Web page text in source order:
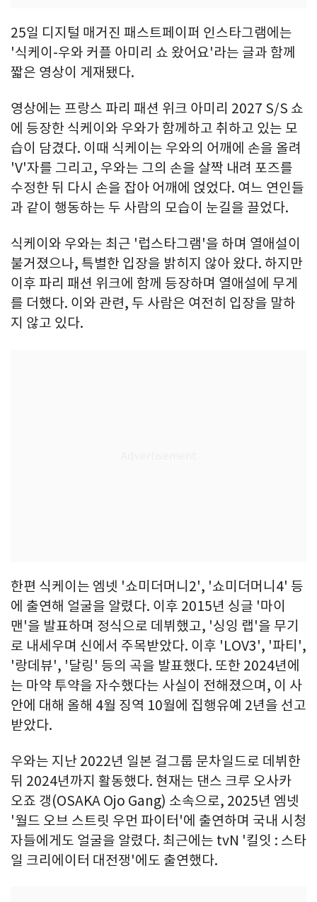
25일 디지털 매거진 패스트페이퍼 인스타그램에는
'식케이-우와 커플 아미리 쇼 왔어요'라는 글과 함께
짧은 영상이 게재됐다.
영상에는 프랑스 파리 패션 위크 아미리 2027 S/S 쇼
에 등장한 식케이와 우와가 함께하고 취하고 있는 모
습이 담겼다. 이때 식케이는 우와의 어깨에 손을 올려
'V'자를 그리고, 우와는 그의 손을 살짝 내려 포즈를
수정한 뒤 다시 손을 잡아 어깨에 얹었다. 여느 연인들
과 같이 행동하는 두 사람의 모습이 눈길을 끌었다.
식케이와 우와는 최근 '럽스타그램'을 하며 열애설이
불거졌으나, 특별한 입장을 밝히지 않아 왔다. 하지만
이후 파리 패션 위크에 함께 등장하며 열애설에 무게
를 더했다. 이와 관련, 두 사람은 여전히 입장을 말하
지 않고 있다.
한편 식케이는 엠넷 '쇼미더머니2', '쇼미더머니4' 등
에 출연해 얼굴을 알렸다. 이후 2015년 싱글 '마이
맨'을 발표하며 정식으로 데뷔했고, '싱잉 랩'을 무기
로 내세우며 신에서 주목받았다. 이후 'LOV3', '파티',
'랑데뷰', '달링' 등의 곡을 발표했다. 또한 2024년에
는 마약 투약을 자수했다는 사실이 전해졌으며, 이 사
안에 대해 올해 4월 징역 10월에 집행유예 2년을 선고
받았다.
우와는 지난 2022년 일본 걸그룹 문차일드로 데뷔한
뒤 2024년까지 활동했다. 현재는 댄스 크루 오사카
오죠 갱(OSAKA Ojo Gang) 소속으로, 2025년 엠넷
'월드 오브 스트릿 우먼 파이터'에 출연하며 국내 시청
자들에게도 얼굴을 알렸다. 최근에는 tvN '킬잇 : 스타
일 크리에이터 대전쟁'에도 출연했다.